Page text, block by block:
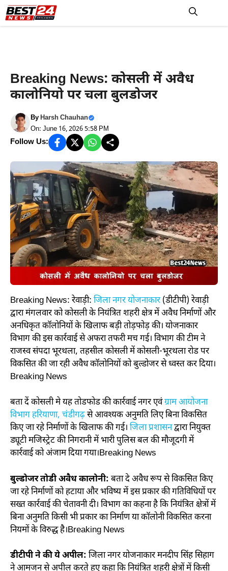
Skip
to
Breaking News: कोसली में अवैध
कालोनियो पर चला बुलडोजर
ByHarsh Chauhan
On: June 16, 2026 5:58 PM
Follow Us:
Breaking News: रेवाड़ी: जिला नगर योजनाकार(डीटीपी) रेवाड़ी
द्वारा मंगलवार को कोसली के नियंत्रित शहरी क्षेत्र में अवैध निर्माणों और
अनधिकृत कॉलोनियों के खिलाफ बड़ी तोड़फोड़ की। योजनाकार
विभाग की इस कार्रवाई से अफरा तफरी मच गई। विभाग की टीम ने
राजस्व संपदा भूरथला, तहसील कोसली में कोसली-भूरथला रोड पर
विकसित की जा रही अवैध कॉलोनियों को बुल्डोजर से ध्वस्त कर दिया।
Breaking News
बता दें कोसली मे यह तोडफोड की कार्रवाई नगर एवंग्राम आयोजना
विभाग हरियाणा, चंडीगढ़से आवश्यक अनुमति लिए बिना विकसित
किए जा रहे निर्माणों के खिलाफ की गई। जिला प्रशासनद्वारा नियुक्त
ड्यूटी मजिस्ट्रेट की निगरानी में भारी पुलिस बल की मौजूदगी में
कार्रवाई को अंजाम दिया गया।Breaking News
बुल्डोजर तोडी अवैध कालोनी: बता दे अवैध रूप से विकसित किए
जा रहे निर्माणों को हटाया और भविष्य में इस प्रकार की गतिविधियों पर
सख्त कार्रवाई की चेतावनी दी। विभाग का कहना है कि नियंत्रित क्षेत्रों में
बिना अनुमति किसी भी प्रकार का निर्माण या कॉलोनी विकसित करना
नियमों के विरुद्ध है।Breaking News
डीटीपी ने की ये अपील: जिला नगर योजनाकार मनदीप सिंह सिहाग
ने आमजन से अपील करते हुए कहा कि नियंत्रित शहरी क्षेत्रों में किसी